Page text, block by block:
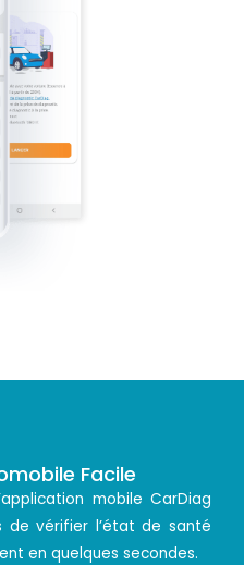
Facile
mobile CarDiag
vérifier l’état de santé
en quelques secondes.